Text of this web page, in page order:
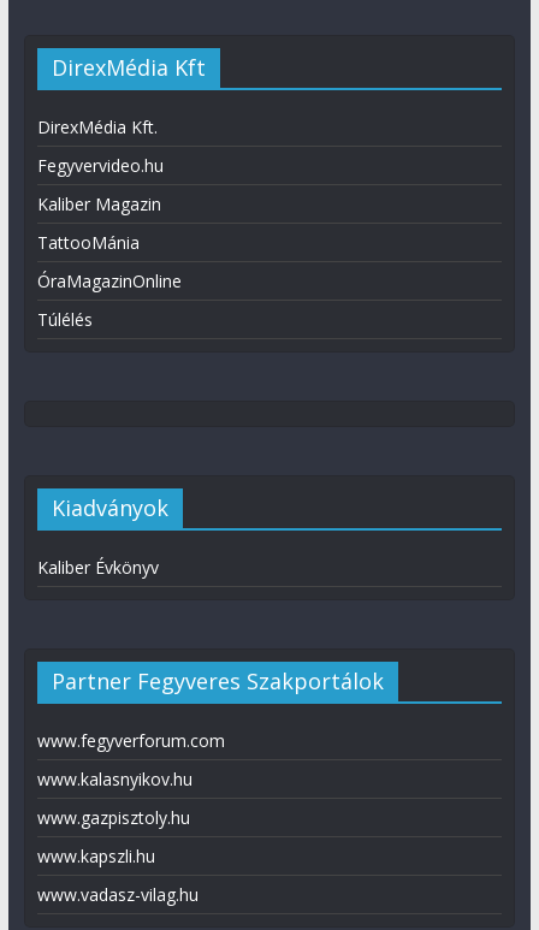
DirexMédia Kft
DirexMédia Kft.
Fegyvervideo.hu
Kaliber Magazin
TattooMánia
ÓraMagazinOnline
Túlélés
Kiadványok
Kaliber Évkönyv
Partner Fegyveres Szakportálok
www.fegyverforum.com
www.kalasnyikov.hu
www.gazpisztoly.hu
www.kapszli.hu
www.vadasz-vilag.hu